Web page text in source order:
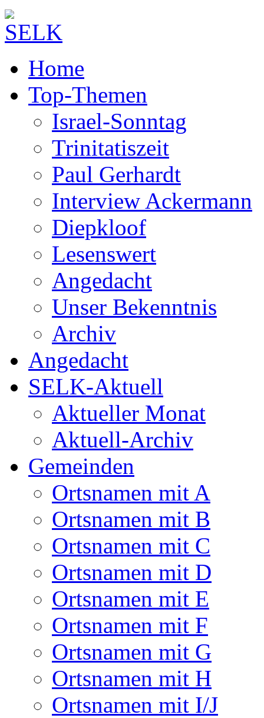
Home
Top-Themen
Israel-Sonntag
Trinitatiszeit
Paul Gerhardt
Interview Ackermann
Diepkloof
Lesenswert
Angedacht
Unser Bekenntnis
Archiv
Angedacht
SELK-Aktuell
Aktueller Monat
Aktuell-Archiv
Gemeinden
Ortsnamen mit A
Ortsnamen mit B
Ortsnamen mit C
Ortsnamen mit D
Ortsnamen mit E
Ortsnamen mit F
Ortsnamen mit G
Ortsnamen mit H
Ortsnamen mit I/J